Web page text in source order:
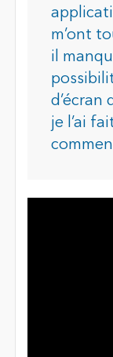
m’ont
il
d’écran
je l’ai